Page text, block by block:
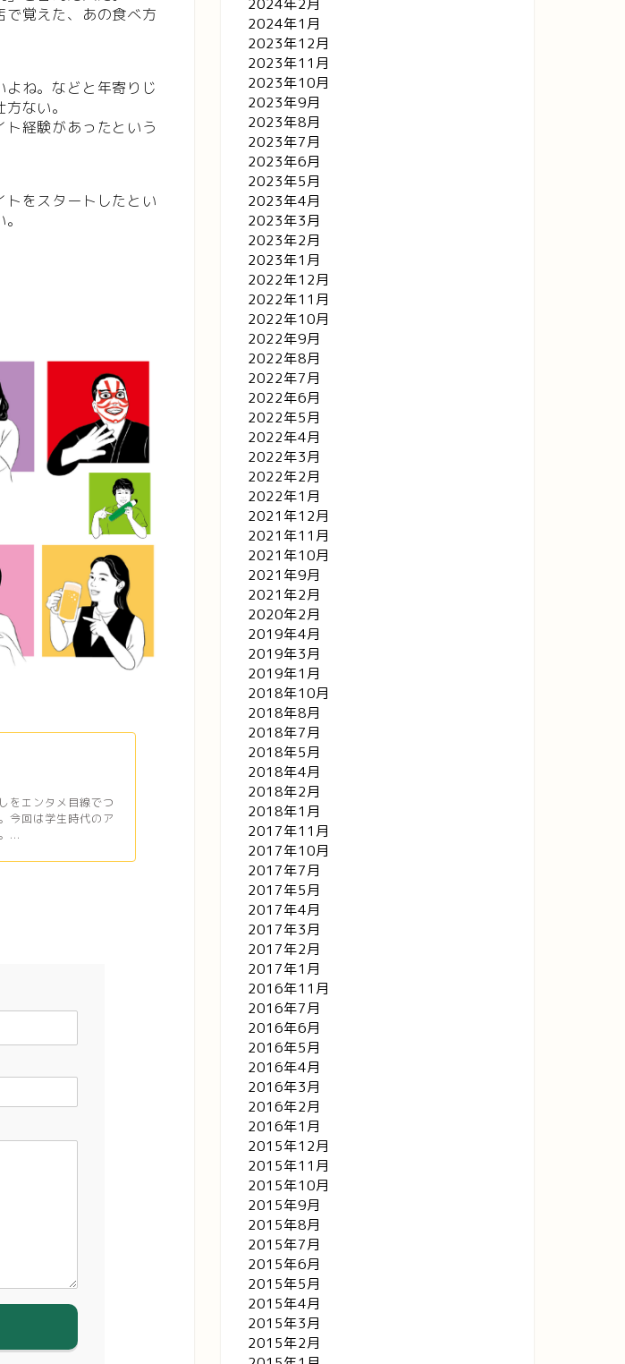
覚えた、あの食べ方
ね。などと年寄りじ
ない。
経験があったという
をスタートしたとい
をエンタメ目線でつ
今回は学生時代のア
...
2024年2月
2024年1月
2023年12月
2023年11月
2023年10月
2023年9月
2023年8月
2023年7月
2023年6月
2023年5月
2023年4月
2023年3月
2023年2月
2023年1月
2022年12月
2022年11月
2022年10月
2022年9月
2022年8月
2022年7月
2022年6月
2022年5月
2022年4月
2022年3月
2022年2月
2022年1月
2021年12月
2021年11月
2021年10月
2021年9月
2021年2月
2020年2月
2019年4月
2019年3月
2019年1月
2018年10月
2018年8月
2018年7月
2018年5月
2018年4月
2018年2月
2018年1月
2017年11月
2017年10月
2017年7月
2017年5月
2017年4月
2017年3月
2017年2月
2017年1月
2016年11月
2016年7月
2016年6月
2016年5月
2016年4月
2016年3月
2016年2月
2016年1月
2015年12月
2015年11月
2015年10月
2015年9月
2015年8月
2015年7月
2015年6月
2015年5月
2015年4月
2015年3月
2015年2月